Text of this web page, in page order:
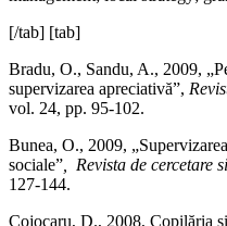
[/tab] [tab]
Bradu, O., Sandu, A., 2009,
supervizarea apreciativă”,
vol. 24, pp. 95-102.
Bunea, O., 2009,
sociale”
Revista de cercetare
127-144.
Cojocaru, D., 2008, Copilăria